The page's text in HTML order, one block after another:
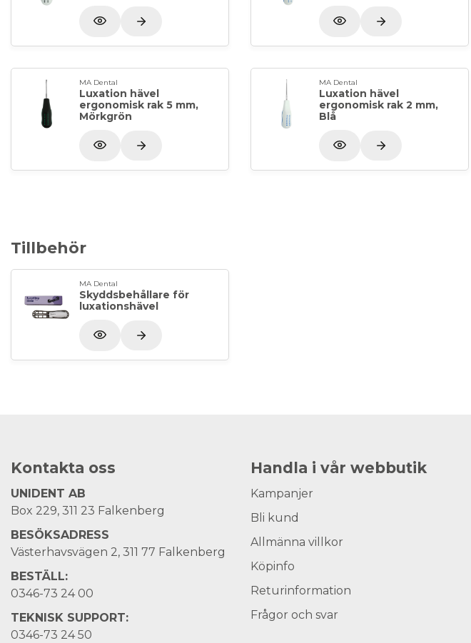
MA Dental
Luxation hävel
ergonomisk rak 5 mm,
Mörkgrön
MA Dental
Luxation hävel
ergonomisk rak 2 mm,
Blå
Tillbehör
MA Dental
Skyddsbehållare för
luxationshävel
Kontakta oss
UNIDENT AB
Box 229, 311 23 Falkenberg
BESÖKSADRESS
Västerhavsvägen 2, 311 77 Falkenberg
BESTÄLL:
0346-73 24 00
TEKNISK SUPPORT:
0346-73 24 50
Handla i vår webbutik
Kampanjer
Bli kund
Allmänna villkor
Köpinfo
Returinformation
Frågor och svar